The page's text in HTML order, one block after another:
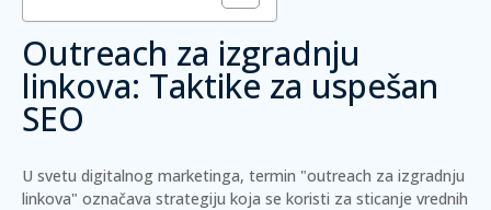
Outreach za izgradnju
linkova: Taktike za uspešan
SEO
U svetu digitalnog marketinga, termin "outreach za izgradnju
linkova" označava strategiju koja se koristi za sticanje vrednih